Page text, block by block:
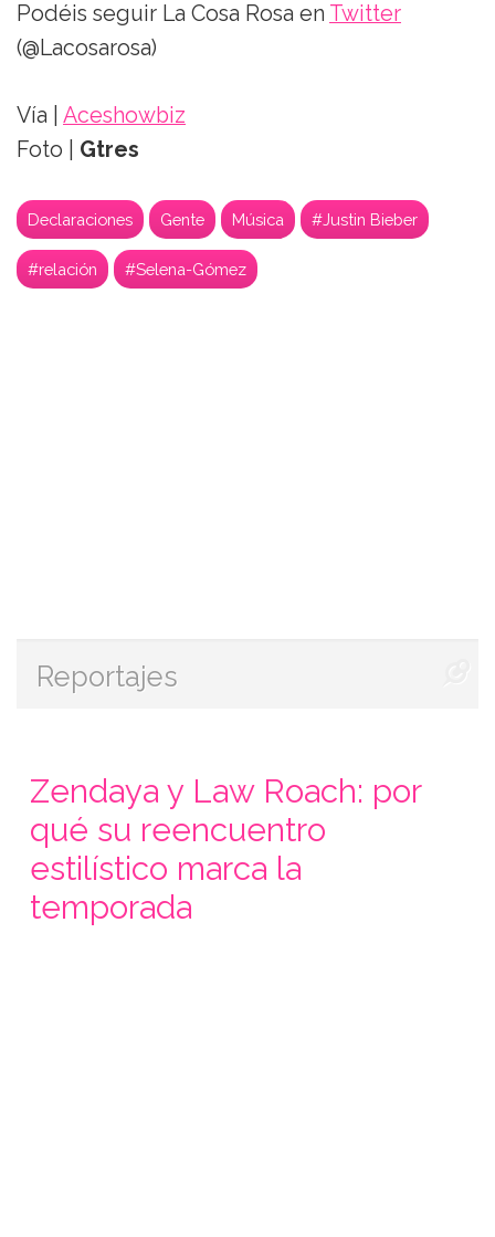
Podéis seguir La Cosa Rosa en Twitter
(@Lacosarosa)
Vía | Aceshowbiz
Foto | Gtres
Declaraciones Gente Música #Justin Bieber
#relación #Selena-Gómez
Reportajes
Zendaya y Law Roach: por
qué su reencuentro
estilístico marca la
temporada